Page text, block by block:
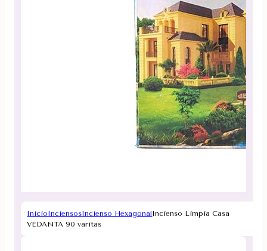
InicioInciensosIncienso HexagonalIncienso Limpia Casa
VEDANTA 90 varitas